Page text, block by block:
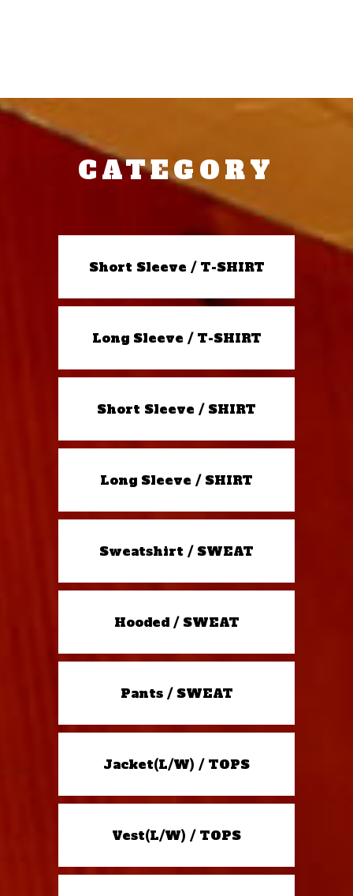
CATEGORY
Short Sleeve / T-SHIRT
Long Sleeve / T-SHIRT
Short Sleeve / SHIRT
Long Sleeve / SHIRT
Sweatshirt / SWEAT
Hooded / SWEAT
Pants / SWEAT
Jacket(L/W) / TOPS
Vest(L/W) / TOPS